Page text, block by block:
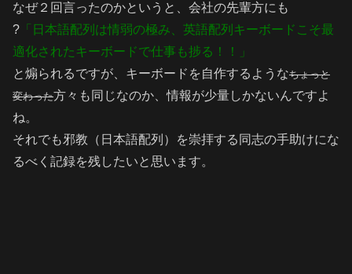
なぜ２回言ったのかというと、会社の先輩方にも
? 「日本語配列は情弱の極み、英語配列キーボードこそ最
適化されたキーボードで仕事も捗る！！」
と煽られるですが、キーボードを自作するようなちょっと
変わった方々も同じなのか、情報が少量しかないんですよ
ね。
それでも邪教（日本語配列）を崇拝する同志の手助けにな
るべく記録を残したいと思います。